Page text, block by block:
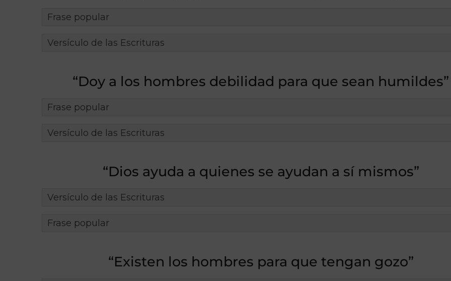
Frase popular
Versículo de las Escrituras
“Doy a los hombres debilidad para que sean humildes”
Frase popular
Versículo de las Escrituras
“Dios ayuda a quienes se ayudan a sí mismos”
Versículo de las Escrituras
Frase popular
“Existen los hombres para que tengan gozo”